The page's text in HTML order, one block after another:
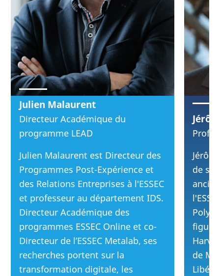
Julien Malaurent
Directeur Académique du
programme LEAD
Julien Malaurent est Directeur des
Programmes Post-Expérience et
des Relations Entreprises à l'ESSEC
et professeur au département IDS.
Directeur Académique des
programmes ESSEC Online et co-
Directeur de l’ESSEC Metalab, ses
recherches portent sur la
transformation digitale, les
de
de